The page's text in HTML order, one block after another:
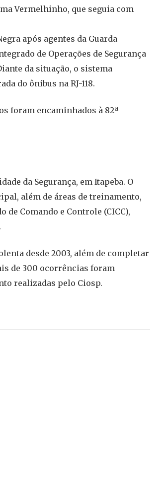
Vermelhinho, que seguia com
após agentes da Guarda
de Operações de Segurança
da situação, o sistema
do ônibus na RJ-118.
foram encaminhados à 82ª
da Segurança, em Itapeba. O
além de áreas de treinamento,
de Comando e Controle (CICC),
desde 2003, além de completar
de 300 ocorrências foram
realizadas pelo Ciosp.